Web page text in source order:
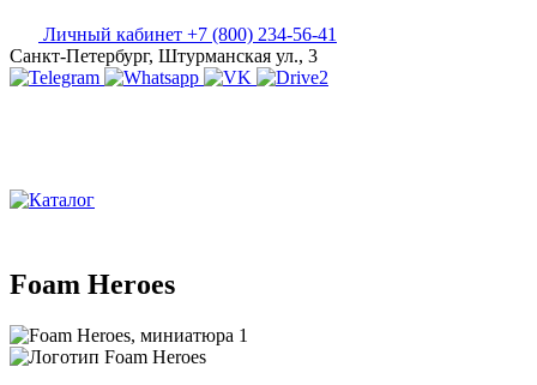
Личный кабинет +7 (800) 234-56-41
Санкт-Петербург, Штурманская ул., 3
Foam Heroes